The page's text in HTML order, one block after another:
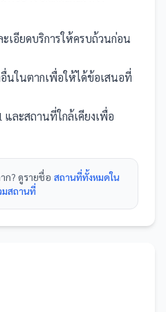
เอียดบริการให้ครบถ้วนก่อน
อื่นในตากเพื่อให้ได้ข้อเสนอที่
และสถานที่ใกล้เคียงเพื่อ
ก? ดูรายชื่อ สถานที่ทั้งหมดใน
สถานที่